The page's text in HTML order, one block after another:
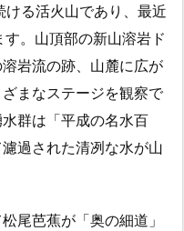
る活火山であり、最近
。山頂部の新山溶岩ド
岩流の跡、山麓に広が
まなステージを観察で
群は「平成の名水百
過された清冽な水が山
尾芭蕉が「奥の細道」